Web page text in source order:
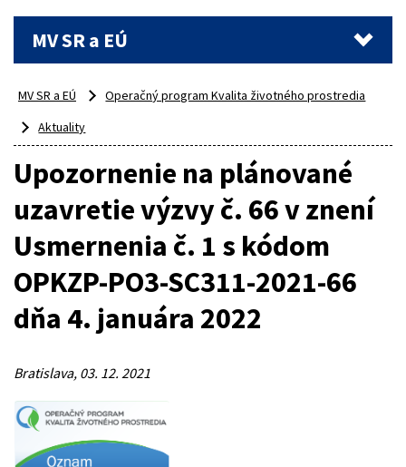
MV SR a EÚ
MV SR a EÚ
Operačný program Kvalita životného prostredia
Aktuality
Upozornenie na plánované
uzavretie výzvy č. 66 v znení
Usmernenia č. 1 s kódom
OPKZP-PO3-SC311-2021-66
dňa 4. januára 2022
Bratislava, 03. 12. 2021